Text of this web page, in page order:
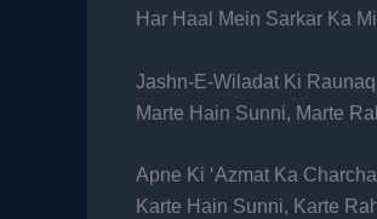
Har Haal Mein Sarkar Ka
Jashn-E-Wiladat Ki
Marte Hain Sunni, Marte
Apne Ki ‘Azmat Ka Charcha
Karte Hain Sunni, Karte